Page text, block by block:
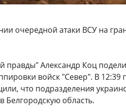
очередной атаки ВСУ на
правды" Александр Коц
войск "Север". В 12:39
что подразделения
Белгородскую область.